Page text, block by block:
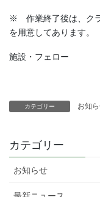
※ 作業終了後は、ク
を用意してあります。
施設・フェロー
カテゴリー お知
カテゴリー
お知らせ